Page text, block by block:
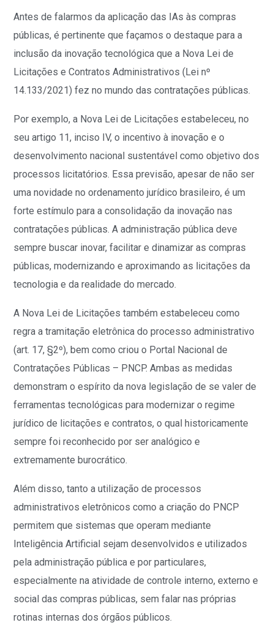
Antes de falarmos da aplicação das IAs às compras
públicas, é pertinente que façamos o destaque para a
inclusão da inovação tecnológica que a Nova Lei de
Licitações e Contratos Administrativos (Lei nº
14.133/2021) fez no mundo das contratações públicas.
Por exemplo, a Nova Lei de Licitações estabeleceu, no
seu artigo 11, inciso IV, o incentivo à inovação e o
desenvolvimento nacional sustentável como objetivo dos
processos licitatórios. Essa previsão, apesar de não ser
uma novidade no ordenamento jurídico brasileiro, é um
forte estímulo para a consolidação da inovação nas
contratações públicas. A administração pública deve
sempre buscar inovar, facilitar e dinamizar as compras
públicas, modernizando e aproximando as licitações da
tecnologia e da realidade do mercado.
A Nova Lei de Licitações também estabeleceu como
regra a tramitação eletrônica do processo administrativo
(art. 17, §2º), bem como criou o Portal Nacional de
Contratações Públicas – PNCP. Ambas as medidas
demonstram o espírito da nova legislação de se valer de
ferramentas tecnológicas para modernizar o regime
jurídico de licitações e contratos, o qual historicamente
sempre foi reconhecido por ser analógico e
extremamente burocrático.
Além disso, tanto a utilização de processos
administrativos eletrônicos como a criação do PNCP
permitem que sistemas que operam mediante
Inteligência Artificial sejam desenvolvidos e utilizados
pela administração pública e por particulares,
especialmente na atividade de controle interno, externo e
social das compras públicas, sem falar nas próprias
rotinas internas dos órgãos públicos.